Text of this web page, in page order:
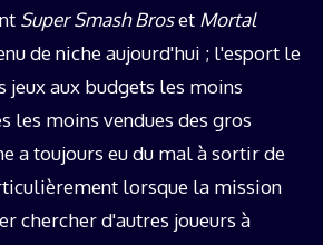
Super Smash Broset Mortal
de niche aujourd'hui ; l'esport le
jeux aux budgets les moins
les moins vendues des gros
a toujours eu du mal à sortir de
lorsque la mission
chercher d'autres joueurs à